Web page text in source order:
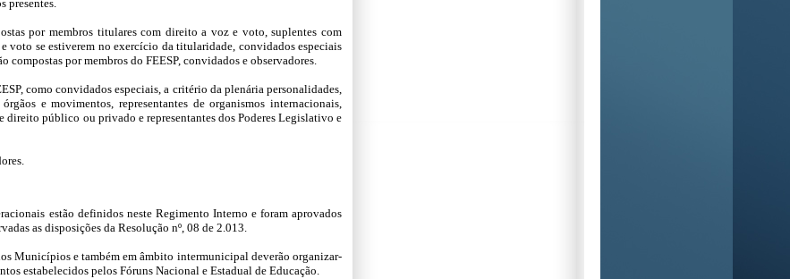
presentes.
por membros titulares com direito a voz e voto, suplentes com
voto se estiverem no exercício da titularidade, convidados especiais
compostas por membros do FEESP, convidados e observadores.
como convidados especiais, a critério da plenária personalidades,
e movimentos, representantes de organismos internacionais,
direito público ou privado e representantes dos Poderes Legislativo e
estão definidos neste Regimento Interno e foram aprovados
as disposições da Resolução nº, 08 de 2.013.
Municípios e também em âmbito intermunicipal deverão organizar-
estabelecidos pelos Fóruns Nacional e Estadual de Educação.